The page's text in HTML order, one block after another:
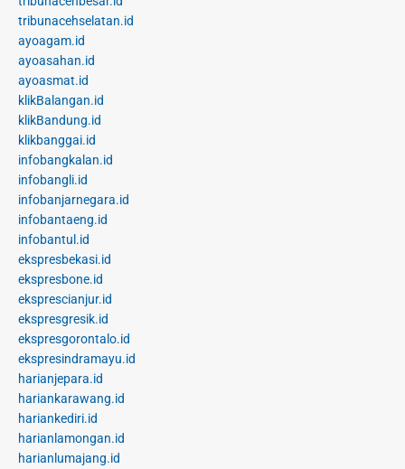
tribunacehselatan.id
ayoagam.id
ayoasahan.id
ayoasmat.id
klikBalangan.id
klikBandung.id
klikbanggai.id
infobangkalan.id
infobangli.id
infobanjarnegara.id
infobantaeng.id
infobantul.id
ekspresbekasi.id
ekspresbone.id
eksprescianjur.id
ekspresgresik.id
ekspresgorontalo.id
ekspresindramayu.id
harianjepara.id
hariankarawang.id
hariankediri.id
harianlamongan.id
harianlumajang.id